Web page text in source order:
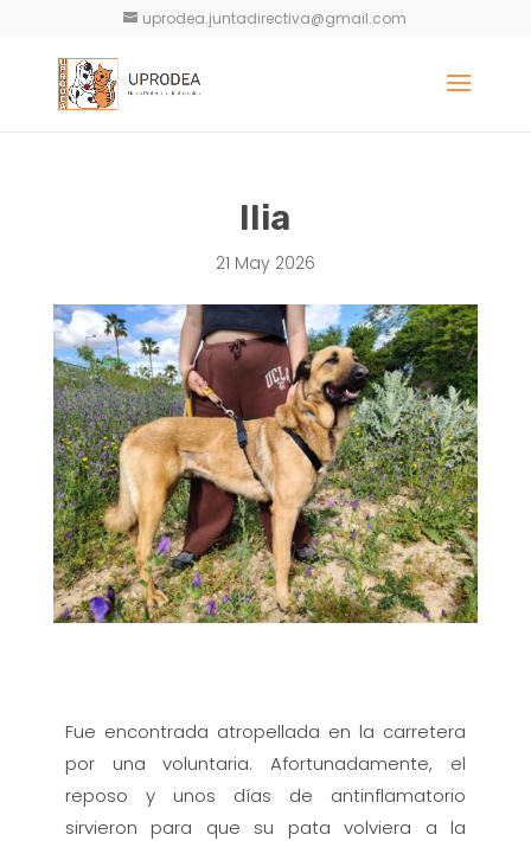
uprodea.juntadirectiva@gmail.com
Ilia
21 May 2026
Fue encontrada atropellada en la carretera
por una voluntaria. Afortunadamente, el
reposo y unos días de antinflamatorio
sirvieron para que su pata volviera a la